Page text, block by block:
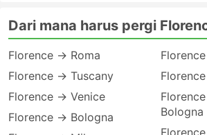
Dari mana harus pergi
Florence → Roma
Florence → Tuscany
Florence → Venice
Florence → Bologna
Bologna